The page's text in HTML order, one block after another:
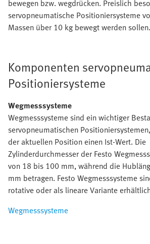
bewegen bzw. wegdrücken. Preislich
servopneumatische Positioniersysteme
Massen über 10 kg bewegt werden sollen.
Komponenten
Positioniersysteme
Wegmesssysteme
Wegmesssysteme sind ein wichtiger
servopneumatischen
der aktuellen Position einen Ist-Wert. Die
Zylinderdurchmesser der Festo
von 18 bis 100 mm, während die
mm betragen. Festo Wegmesssysteme
rotative oder als lineare Variante
Wegmesssysteme